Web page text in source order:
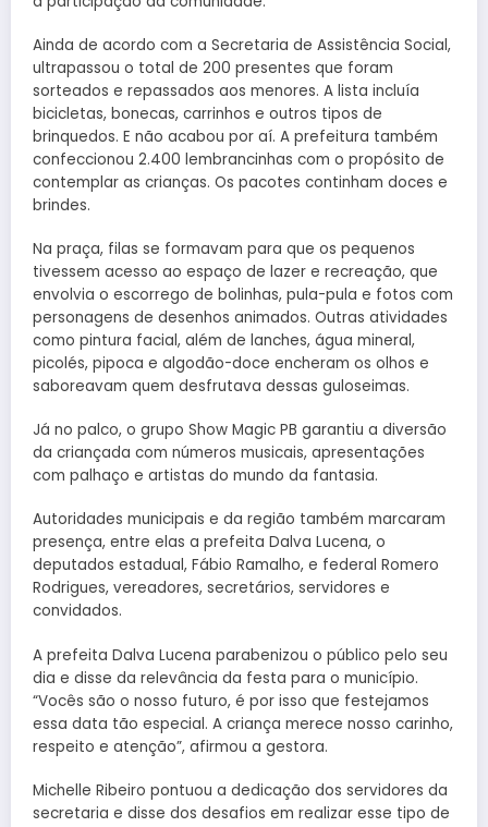
Ainda de acordo com a Secretaria de Assistência Social,
ultrapassou o total de 200 presentes que foram
sorteados e repassados aos menores. A lista incluía
bicicletas, bonecas, carrinhos e outros tipos de
brinquedos. E não acabou por aí. A prefeitura também
confeccionou 2.400 lembrancinhas com o propósito de
contemplar as crianças. Os pacotes continham doces e
brindes.
Na praça, filas se formavam para que os pequenos
tivessem acesso ao espaço de lazer e recreação, que
envolvia o escorrego de bolinhas, pula-pula e fotos com
personagens de desenhos animados. Outras atividades
como pintura facial, além de lanches, água mineral,
picolés, pipoca e algodão-doce encheram os olhos e
saboreavam quem desfrutava dessas guloseimas.
Já no palco, o grupo Show Magic PB garantiu a diversão
da criançada com números musicais, apresentações
com palhaço e artistas do mundo da fantasia.
Autoridades municipais e da região também marcaram
presença, entre elas a prefeita Dalva Lucena, o
deputados estadual, Fábio Ramalho, e federal Romero
Rodrigues, vereadores, secretários, servidores e
convidados.
A prefeita Dalva Lucena parabenizou o público pelo seu
dia e disse da relevância da festa para o município.
“Vocês são o nosso futuro, é por isso que festejamos
essa data tão especial. A criança merece nosso carinho,
respeito e atenção”, afirmou a gestora.
Michelle Ribeiro pontuou a dedicação dos servidores da
secretaria e disse dos desafios em realizar esse tipo de